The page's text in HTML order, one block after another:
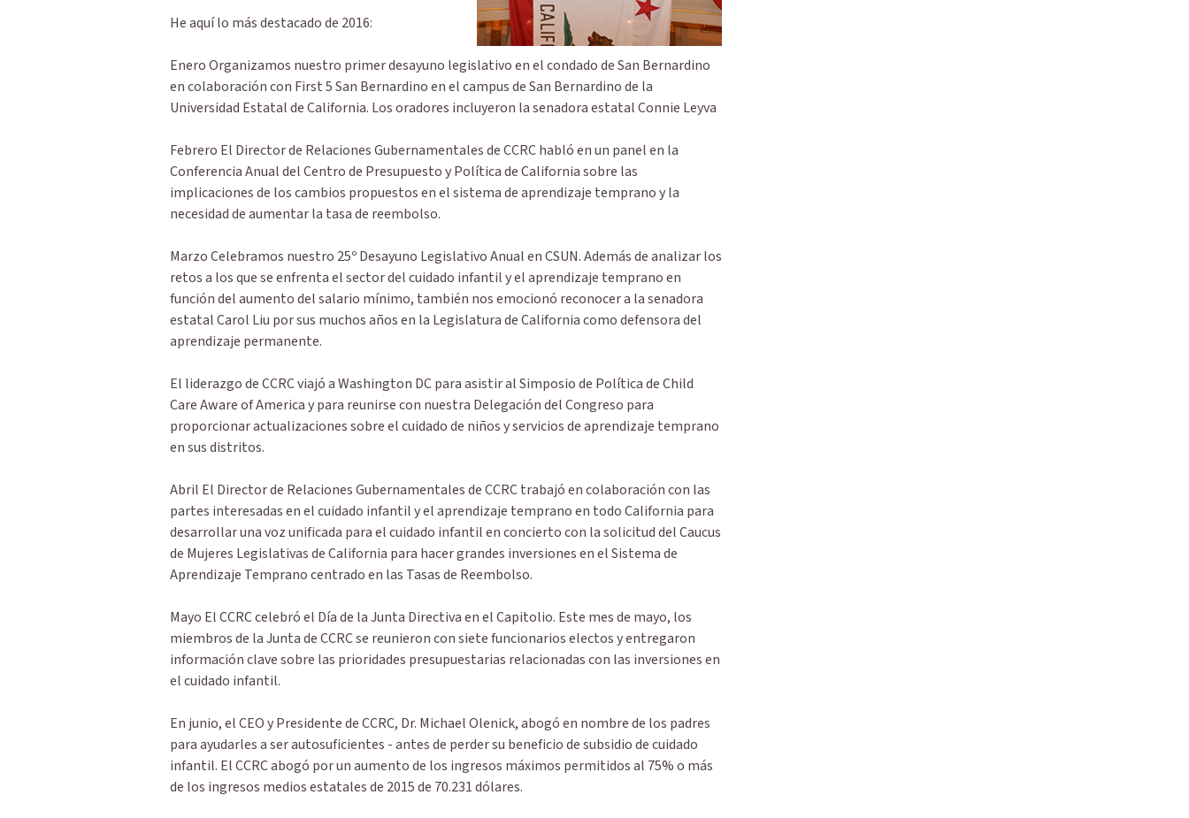
He aquí lo más destacado de 2016:
Enero Organizamos nuestro primer desayuno legislativo en el condado de San Bernardino
en colaboración con First 5 San Bernardino en el campus de San Bernardino de la
Universidad Estatal de California. Los oradores incluyeron la senadora estatal Connie Leyva
Febrero El Director de Relaciones Gubernamentales de CCRC habló en un panel en la
Conferencia Anual del Centro de Presupuesto y Política de California sobre las
implicaciones de los cambios propuestos en el sistema de aprendizaje temprano y la
necesidad de aumentar la tasa de reembolso.
Marzo Celebramos nuestro 25º Desayuno Legislativo Anual en CSUN. Además de analizar los
retos a los que se enfrenta el sector del cuidado infantil y el aprendizaje temprano en
función del aumento del salario mínimo, también nos emocionó reconocer a la senadora
estatal Carol Liu por sus muchos años en la Legislatura de California como defensora del
aprendizaje permanente.
El liderazgo de CCRC viajó a Washington DC para asistir al Simposio de Política de Child
Care Aware of America y para reunirse con nuestra Delegación del Congreso para
proporcionar actualizaciones sobre el cuidado de niños y servicios de aprendizaje temprano
en sus distritos.
Abril El Director de Relaciones Gubernamentales de CCRC trabajó en colaboración con las
partes interesadas en el cuidado infantil y el aprendizaje temprano en todo California para
desarrollar una voz unificada para el cuidado infantil en concierto con la solicitud del Caucus
de Mujeres Legislativas de California para hacer grandes inversiones en el Sistema de
Aprendizaje Temprano centrado en las Tasas de Reembolso.
Mayo El CCRC celebró el Día de la Junta Directiva en el Capitolio. Este mes de mayo, los
miembros de la Junta de CCRC se reunieron con siete funcionarios electos y entregaron
información clave sobre las prioridades presupuestarias relacionadas con las inversiones en
el cuidado infantil.
En junio, el CEO y Presidente de CCRC, Dr. Michael Olenick, abogó en nombre de los padres
para ayudarles a ser autosuficientes - antes de perder su beneficio de subsidio de cuidado
infantil. El CCRC abogó por un aumento de los ingresos máximos permitidos al 75% o más
de los ingresos medios estatales de 2015 de 70.231 dólares.